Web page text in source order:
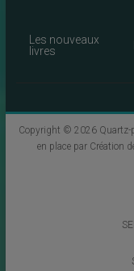
Les nouveaux
livres
Copyright © 2026
en place par Création